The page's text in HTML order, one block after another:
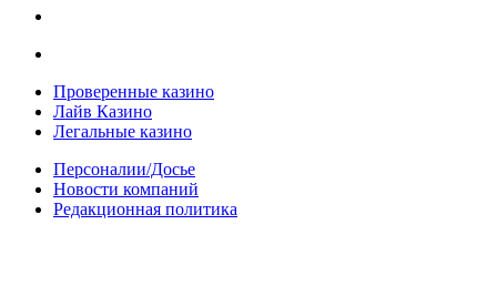
Проверенные казино
Лайв Казино
Легальные казино
Персоналии/Досье
Новости компаний
Редакционная политика